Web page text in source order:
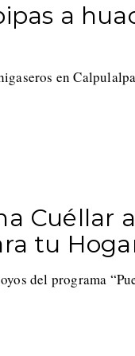
a
Cuéllar
tu